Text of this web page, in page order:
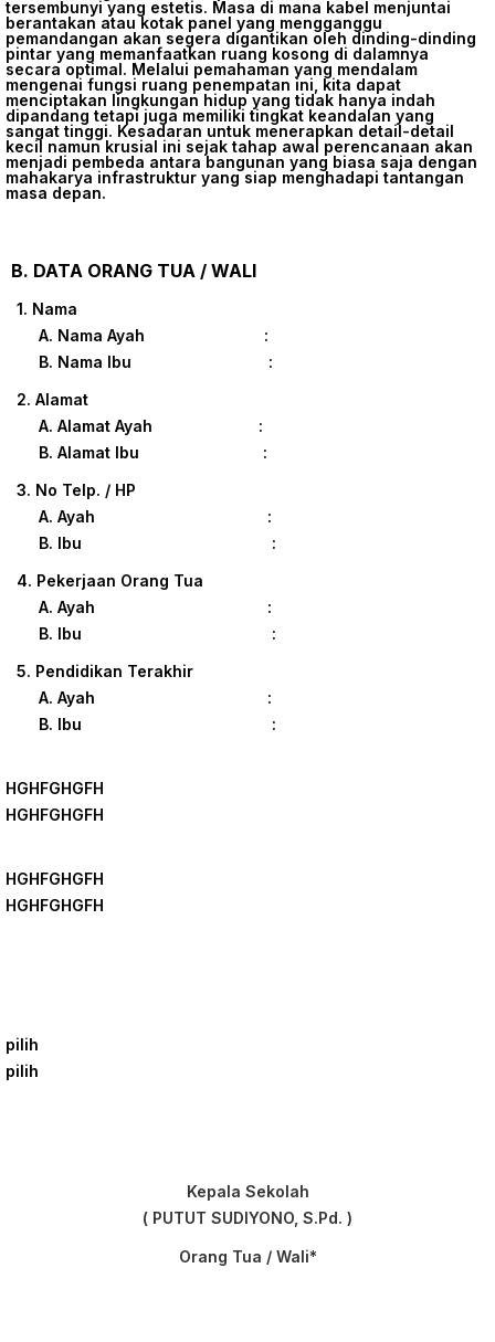
tersembunyi yang estetis. Masa di mana kabel menjuntai
berantakan atau kotak panel yang mengganggu
pemandangan akan segera digantikan oleh dinding-dinding
pintar yang memanfaatkan ruang kosong di dalamnya
secara optimal. Melalui pemahaman yang mendalam
mengenai fungsi ruang penempatan ini, kita dapat
menciptakan lingkungan hidup yang tidak hanya indah
dipandang tetapi juga memiliki tingkat keandalan yang
sangat tinggi. Kesadaran untuk menerapkan detail-detail
kecil namun krusial ini sejak tahap awal perencanaan akan
menjadi pembeda antara bangunan yang biasa saja dengan
mahakarya infrastruktur yang siap menghadapi tantangan
masa depan.
B. DATA ORANG TUA / WALI
1. Nama
A. Nama Ayah :
B. Nama Ibu :
2. Alamat
A. Alamat Ayah :
B. Alamat Ibu :
3. No Telp. / HP
A. Ayah :
B. Ibu :
4. Pekerjaan Orang Tua
A. Ayah :
B. Ibu :
5. Pendidikan Terakhir
A. Ayah :
B. Ibu :
HGHFGHGFH
HGHFGHGFH
HGHFGHGFH
HGHFGHGFH
pilih
pilih
Kepala Sekolah
( PUTUT SUDIYONO, S.Pd. )
Orang Tua / Wali*